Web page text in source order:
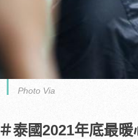
Photo Via
＃泰國2021年底最暖